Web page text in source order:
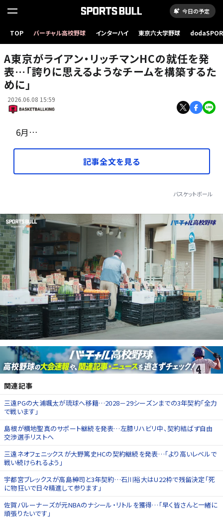
今日の予定
TOP バーチャル高校野球 インターハイ 東京六大学野球
A東京の新指揮官に就任したリッチマン ［写真］＝B.LEAGUE
A東京がライアン・リッチマンHCの就任を発
表…「誇りに思えるようなチームを構築するた
めに」
2026.06.08 15:59
6月…
記事全文を見る
バスケットボール
関連記事
三遠PGの大浦颯太が琉球へ移籍…2028－29シーズンまでの3年契約「全力
で戦います」
島根が横地聖真のサポート継続を発表…左膝リハビリ中、契約結ばず自由
交渉選手リストへ
三遠ネオフェニックスが大野篤史HCの契約継続を発表…「より高いレベルで
戦い続けられるよう」
宇都宮ブレックスが高島紳司と3年契約…石川裕大はU22枠で残留決定「死
に物狂いで日々精進して参ります」
佐賀バルーナーズが元NBAのナシール・リトルを獲得…「早く皆さんと一緒に
頑張りたいです」